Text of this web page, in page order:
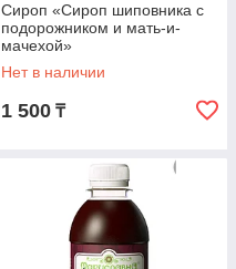
Сироп «Сироп шиповника с
подорожником и мать-и-
мачехой»
Нет в наличии
1 500 ₸